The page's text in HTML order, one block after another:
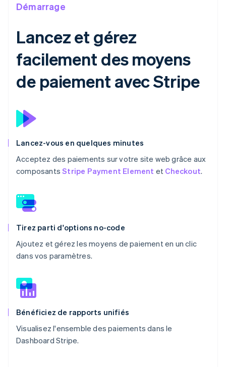
Démarrage
Lancez et gérez
facilement des moyens
de paiement avec Stripe
Lancez-vous en quelques minutes
Acceptez des paiements sur votre site web grâce aux
composantsStripe Payment Element et Checkout.
Tirez parti d'options no-code
Ajoutez et gérez les moyens de paiement en un clic
dans vos paramètres.
Bénéficiez de rapports unifiés
Visualisez l'ensemble des paiements dans le
Dashboard Stripe.